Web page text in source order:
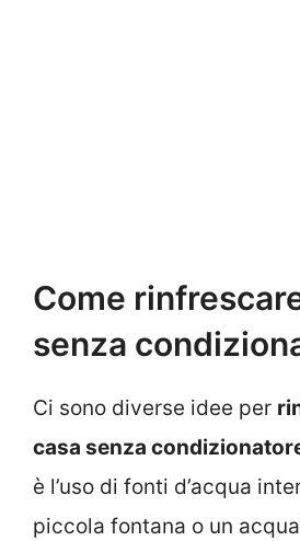
Come
senza
Ci sono diverse idee per
casa senza
è l’uso di fonti d’acqua
piccola fontana o un